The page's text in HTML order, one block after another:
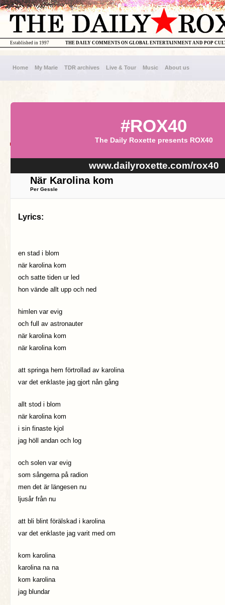
THE DAILY COMMENTS ON GLOBAL ENTERTAINMENT AND POP
Established in 1997
Home My Marie TDR archives Live & Tour Music About us
#ROX40
The Daily Roxette presents ROX40
www.dailyroxette.com/rox40
När Karolina kom
Per Gessle
Lyrics:
en stad i blom
när karolina kom
och satte tiden ur led
hon vände allt upp och ned
himlen var evig
och full av astronauter
när karolina kom
när karolina kom
att springa hem förtrollad av karolina
var det enklaste jag gjort nån gång
allt stod i blom
när karolina kom
i sin finaste kjol
jag höll andan och log
och solen var evig
som sångerna på radion
men det är längesen nu
ljusår från nu
att bli blint förälskad i karolina
var det enklaste jag varit med om
kom karolina
karolina na na
kom karolina
jag blundar